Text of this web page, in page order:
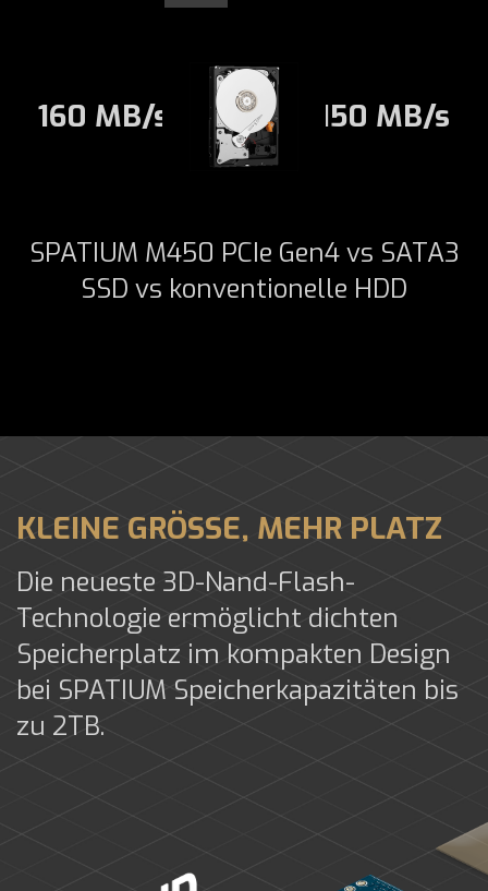
160 MB/s 150 MB/s
SPATIUM M450 PCIe Gen4 vs SATA3
SSD vs konventionelle HDD
KLEINE GRÖSSE, MEHR PLATZ
Die neueste 3D-Nand-Flash-
Technologie ermöglicht dichten
Speicherplatz im kompakten Design
bei SPATIUM Speicherkapazitäten bis
zu 2TB.